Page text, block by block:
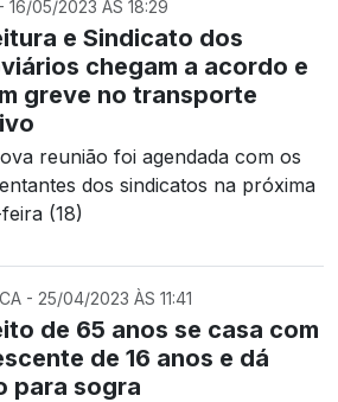
16/05/2023 ÀS 18:29
e Sindicato dos
chegam a acordo e
greve no transporte
reunião foi agendada com os
dos sindicatos na próxima
(18)
- 25/04/2023 ÀS 11:41
de 65 anos se casa com
de 16 anos e dá
para sogra